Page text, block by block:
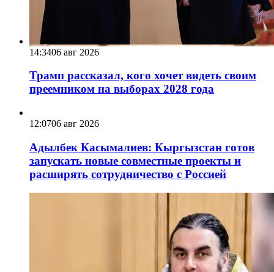
14:3406 авг 2026
Трамп рассказал, кого хочет видеть своим
преемником на выборах 2028 года
12:0706 авг 2026
Адылбек Касымалиев: Кыргызстан готов
запускать новые совместные проекты и
расширять сотрудничество с Россией